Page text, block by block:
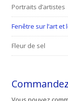
Portraits d’artistes
Fenêtre sur l’art et
Fleur de sel